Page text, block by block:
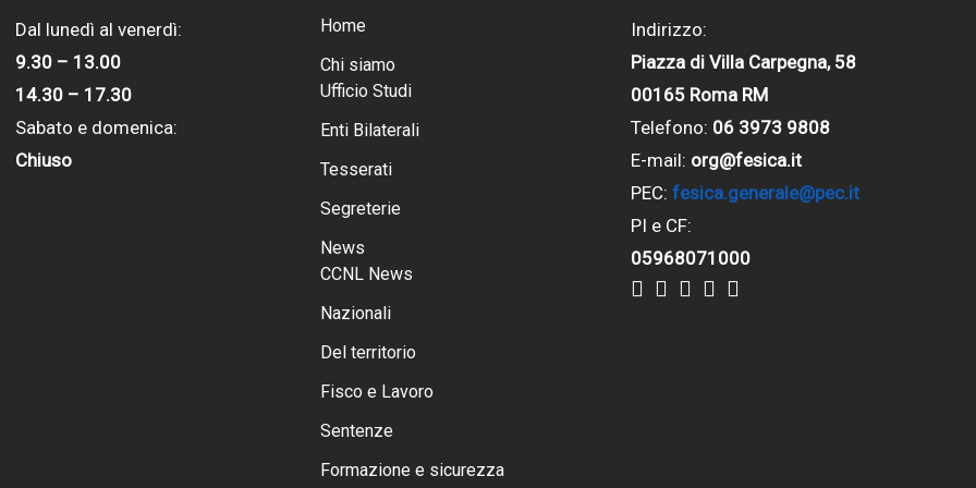
Dal lunedì al venerdì:
9.30 – 13.00
14.30 – 17.30
Sabato e domenica:
Chiuso
Home
Chi siamo
Ufficio Studi
Enti Bilaterali
Tesserati
Segreterie
News
CCNL News
Nazionali
Del territorio
Fisco e Lavoro
Sentenze
Formazione e sicurezza
Indirizzo:
Piazza di Villa Carpegna, 58
00165 Roma RM
Telefono: 06 3973 9808
E-mail: org@fesica.it
PEC: fesica.generale@pec.it
PI e CF:
05968071000